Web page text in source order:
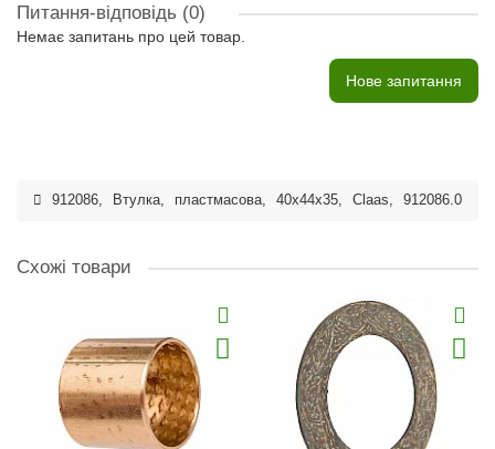
Питання-відповідь (0)
Немає запитань про цей товар.
Нове запитання
912086, Втулка, пластмасова, 40x44x35, Claas, 912086.0
Схожі товари